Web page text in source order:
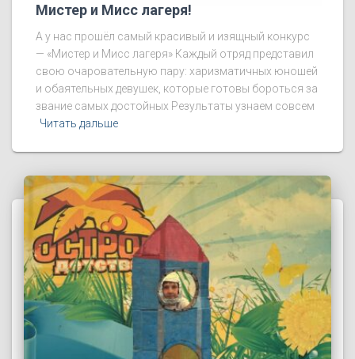
Мистер и Мисс лагеря!
А у нас прошёл самый красивый и изящный конкурс
— «Мистер и Мисс лагеря» Каждый отряд представил
свою очаровательную пару: харизматичных юношей
и обаятельных девушек, которые готовы бороться за
звание самых достойных Результаты узнаем совсем
Читать дальше